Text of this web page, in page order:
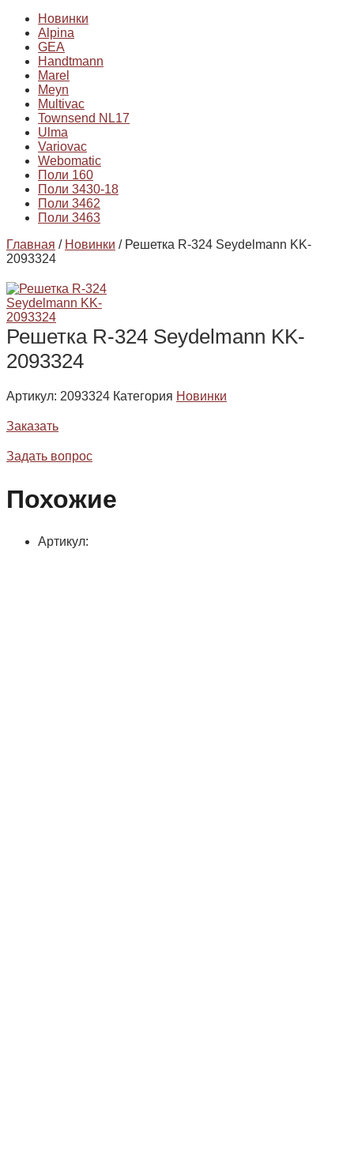
Новинки
Alpina
GEA
Handtmann
Marel
Meyn
Multivac
Townsend NL17
Ulma
Variovac
Webomatic
Поли 160
Поли 3430-18
Поли 3462
Поли 3463
Главная / Новинки / Решетка R-324 Seydelmann KK-
2093324
Решетка R-324 Seydelmann KK-
2093324
Артикул: 2093324 Категория Новинки
Заказать
Задать вопрос
Похожие
Артикул: